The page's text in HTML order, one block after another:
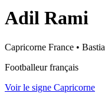
Adil Rami
Capricorne France • Bastia
Footballeur français
Voir le signe Capricorne